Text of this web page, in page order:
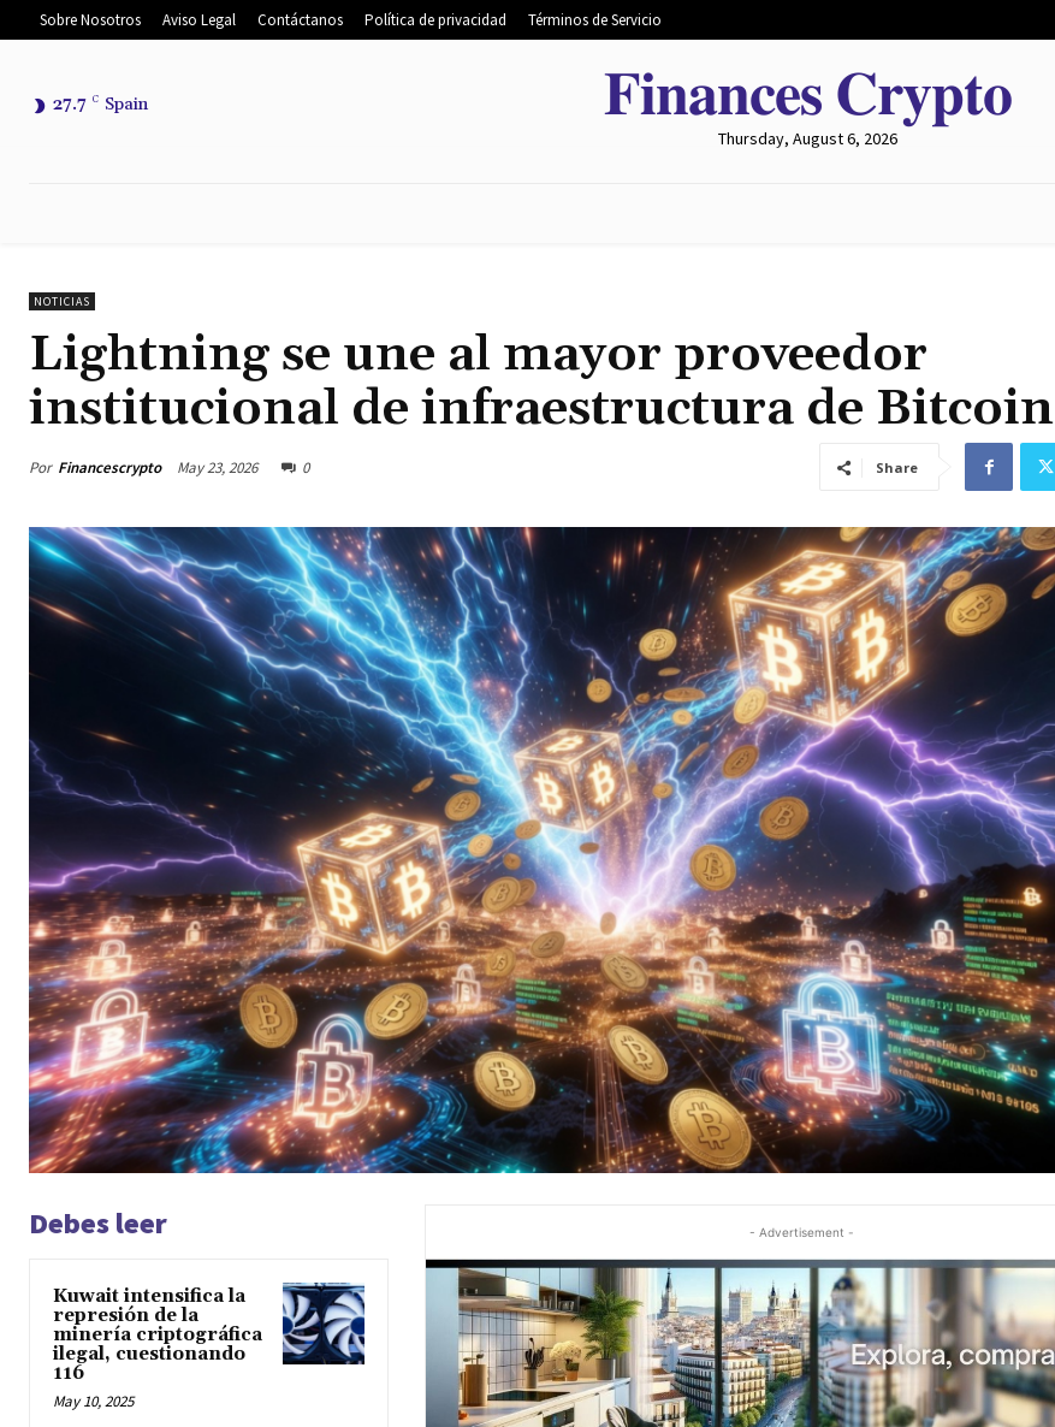
Sobre Nosotros Aviso Legal Contáctanos Política de privacidad Términos de Servicio
27.7 C Spain 𝐅𝐢𝐧𝐚𝐧𝐜𝐞𝐬 𝐂𝐫𝐲𝐩𝐭𝐨
Thursday, August 6, 2026
NOTICIAS
Lightning se une al mayor proveedor
institucional de infraestructura de Bitcoin
Por Financescrypto May 23, 2026 0 Share
Debes leer
Kuwait intensifica la
represión de la
minería criptográfica
ilegal, cuestionando
116
May 10, 2025
- Advertisement -